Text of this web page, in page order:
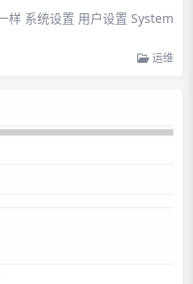
系统设置 用户设置 System
运维